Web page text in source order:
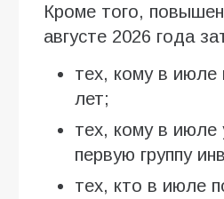
Кроме того,
августе 2026 года
тех, кому в июле
лет;
тех, кому в июле
первую группу
тех, кто в июле